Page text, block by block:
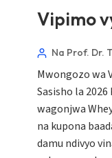
Vipimo
Na Prof. Dr.
Mwongozo wa
Sasisho la
wagonjwa
na kupona
damu ndivyo